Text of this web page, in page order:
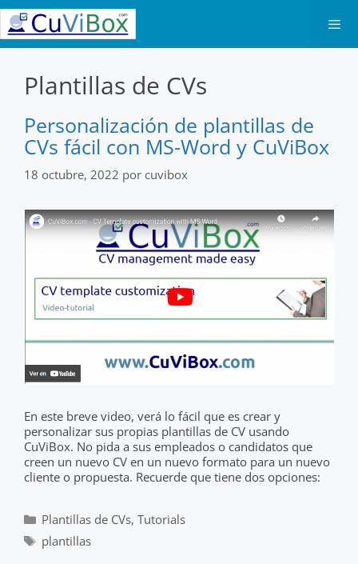
Saltar
contenido
Plantillas de CVs
Personalización de plantillas de
CVs fácil con MS-Word y CuViBox
18 octubre, 2022 por cuvibox
En este breve video, verá lo fácil que es crear y
personalizar sus propias plantillas de CV usando
CuViBox. No pida a sus empleados o candidatos que
creen un nuevo CV en un nuevo formato para un nuevo
cliente o propuesta. Recuerde que tiene dos opciones:
Categorías
Plantillas de CVs, Tutorials
Etiquetas
plantillas